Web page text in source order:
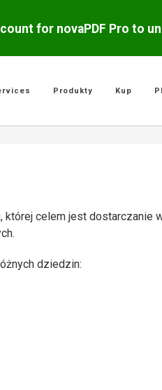
for novaPDF Pro to
Produkty Kup
której celem jest dostarczanie
dziedzin: